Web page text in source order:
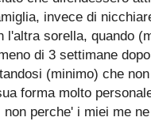
invece di
l'altra sorella, quando
di 3 settimane
(minimo) che
forma molto
perche' i miei me